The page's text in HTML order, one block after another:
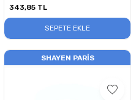
343,85 TL
SEPETE EKLE
SHAYEN PARIS